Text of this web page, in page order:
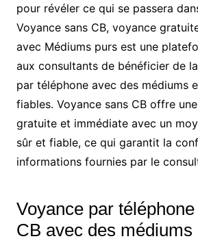
pour révéler ce qui se passera
Voyance sans CB, voyance
avec Médiums purs est une
aux consultants de bénéficier de
par téléphone avec des médiums
fiables. Voyance sans CB offre
gratuite et immédiate avec un
sûr et fiable, ce qui garantit la
informations fournies par le
Voyance par
CB avec des médiums